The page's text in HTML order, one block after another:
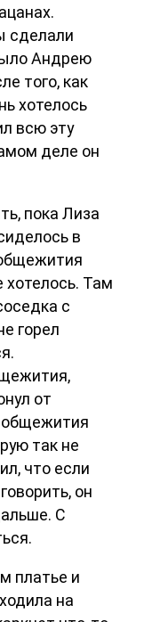
сделали
Андрею
того, как
хотелось
всю эту
деле он
пока Лиза
в
хотелось. Там
с
горел
от
так не
что если
он
С
платье и
на